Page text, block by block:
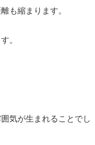
も縮まります。
。
気が生まれることでし